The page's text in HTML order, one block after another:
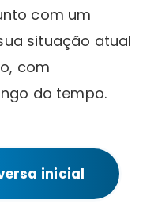
com um
situação atual
com
do tempo.
inicial